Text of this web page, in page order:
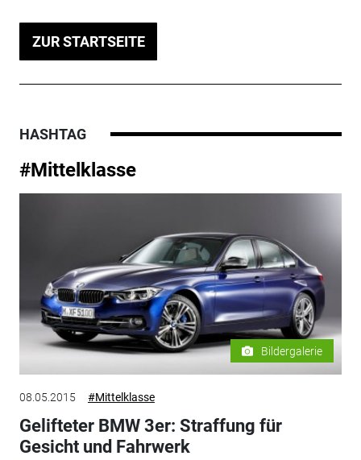
ZUR STARTSEITE
HASHTAG
#Mittelklasse
Bildergalerie
08.05.2015 #Mittelklasse
Gelifteter BMW 3er: Straffung für
Gesicht und Fahrwerk